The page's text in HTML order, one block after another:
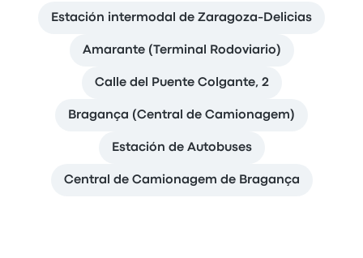
Estación intermodal de Zaragoza-Delicias
Amarante (Terminal Rodoviario)
Calle del Puente Colgante, 2
Bragança (Central de Camionagem)
Estación de Autobuses
Central de Camionagem de Bragança